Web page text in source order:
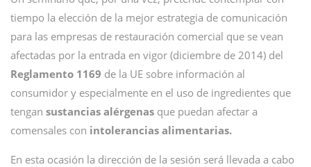
tiempo la elección de la mejor estrategia de comunicación
para las empresas de restauración comercial que se vean
afectadas por la entrada en vigor (diciembre de 2014) del
Reglamento 1169 de la UE sobre información al
consumidor y especialmente en el uso de ingredientes que
tengan sustancias alérgenas que puedan afectar a
comensales con intolerancias alimentarias.
En esta ocasión la dirección de la sesión será llevada a cabo